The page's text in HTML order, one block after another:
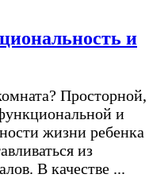
и
Просторной,
и
жизни ребенка
из
В качестве ...